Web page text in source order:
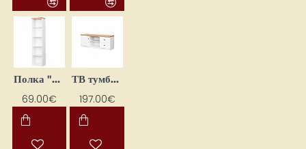
Полка "Toskania" 45x190x36.5
69.00€
ТВ тумба "Toskania" 138x54x44
197.00€